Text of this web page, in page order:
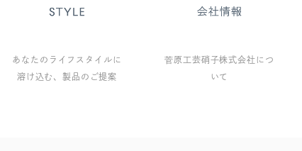
あなたのライフスタイルに
溶け込む、製品のご提案
菅原工芸硝子株式会社につ
いて